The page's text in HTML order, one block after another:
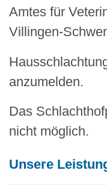
Amtes für
Villingen-
anzumelden.
Das
nicht möglich.
Unsere